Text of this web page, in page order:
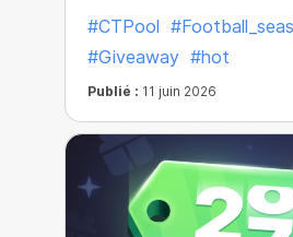
#CTPool
#Giveaway #hot
Publié : 11 juin 2026